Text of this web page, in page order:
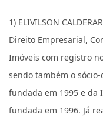
1) ELIVILSON
Direito Empresarial,
Imóveis com registro
sendo também o
fundada em 1995 e da
fundada em 1996. Já